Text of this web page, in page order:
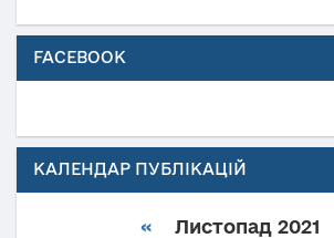
FACEBOOK
КАЛЕНДАР ПУБЛІКАЦІЙ
« Листопад 2021